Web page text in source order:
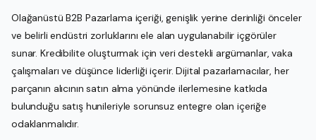
Olağanüstü B2B Pazarlama içeriği, genişlik yerine derinliği önceler
ve belirli endüstri zorluklarını ele alan uygulanabilir içgörüler
sunar. Kredibilite oluşturmak için veri destekli argümanlar, vaka
çalışmaları ve düşünce liderliği içerir. Dijital pazarlamacılar, her
parçanın alıcının satın alma yönünde ilerlemesine katkıda
bulunduğu satış hunileriyle sorunsuz entegre olan içeriğe
odaklanmalıdır.